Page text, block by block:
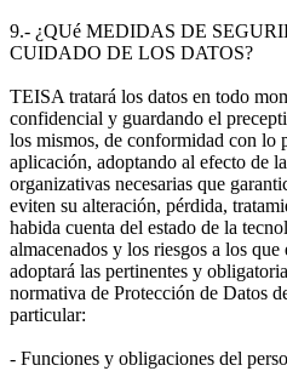
9.- ¿QUé MEDIDAS DE
CUIDADO DE LOS DATOS?
TEISA tratará los datos en todo
confidencial y guardando el
los mismos, de conformidad con lo
aplicación, adoptando al efecto de
organizativas necesarias que
eviten su alteración, pérdida,
habida cuenta del estado de la
almacenados y los riesgos a los
adoptará las pertinentes y
normativa de Protección de Datos
particular:
- Funciones y obligaciones del